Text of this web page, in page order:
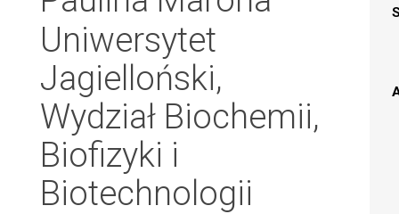
Uniwersytet
Jagielloński,
Wydział Biochemii,
Biofizyki i
Biotechnologii